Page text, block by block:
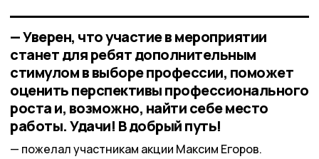
— Уверен, что участие в мероприятии
станет для ребят дополнительным
стимулом в выборе профессии, поможет
оценить перспективы профессионального
роста и, возможно, найти себе место
работы. Удачи! В добрый путь!
пожелал участникам акции Максим Егоров.